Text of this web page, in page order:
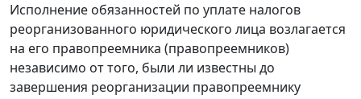
Исполнение обязанностей по уплате налогов
реорганизованного юридического лица возлагается
на его правопреемника (правопреемников)
независимо от того, были ли известны до
завершения реорганизации правопреемнику